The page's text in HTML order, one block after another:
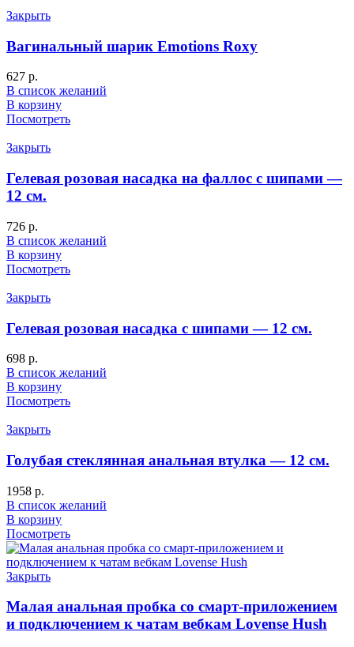
Закрыть
Вагинальный шарик Emotions Roxy
627 р.
В список желаний
В корзину
Посмотреть
Закрыть
Гелевая розовая насадка на фаллос с шипами —
12 см.
726 р.
В список желаний
В корзину
Посмотреть
Закрыть
Гелевая розовая насадка с шипами — 12 см.
698 р.
В список желаний
В корзину
Посмотреть
Закрыть
Голубая стеклянная анальная втулка — 12 см.
1958 р.
В список желаний
В корзину
Посмотреть
Закрыть
Малая анальная пробка со смарт-приложением
и подключением к чатам вебкам Lovense Hush